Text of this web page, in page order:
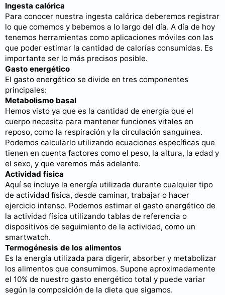
Ingesta calórica
Para conocer nuestra ingesta calórica deberemos registrar
lo que comemos y bebemos a lo largo del día. A día de hoy
tenemos herramientas como aplicaciones móviles con las
que poder estimar la cantidad de calorías consumidas. Es
importante ser lo más precisos posible.
Gasto energético
El gasto energético se divide en tres componentes
principales:
Metabolismo basal
Hemos visto ya que es la cantidad de energía que el
cuerpo necesita para mantener funciones vitales en
reposo, como la respiración y la circulación sanguínea.
Podemos calcularlo utilizando ecuaciones específicas que
tienen en cuenta factores como el peso, la altura, la edad y
el sexo, y que veremos más adelante.
Actividad física
Aquí se incluye la energía utilizada durante cualquier tipo
de actividad física, desde caminar, trabajar o hacer
ejercicio intenso. Podemos estimar el gasto energético de
la actividad física utilizando tablas de referencia o
dispositivos de seguimiento de la actividad, como un
smartwatch.
Termogénesis de los alimentos
Es la energía utilizada para digerir, absorber y metabolizar
los alimentos que consumimos. Supone aproximadamente
el 10% de nuestro gasto energético total y puede variar
según la composición de la dieta que sigamos.